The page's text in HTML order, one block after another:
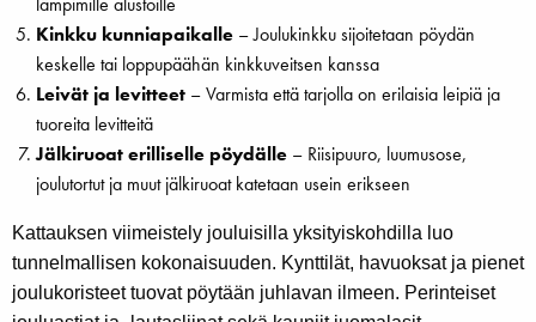
Kinkku kunniapaikalle – Joulukinkku sijoitetaan pöydän
keskelle tai loppupäähän kinkkuveitsen kanssa
Leivät ja levitteet – Varmista että tarjolla on erilaisia leipiä ja
tuoreita levitteitä
Jälkiruoat erilliselle pöydälle – Riisipuuro, luumusose,
joulutortut ja muut jälkiruoat katetaan usein erikseen
Kattauksen viimeistely jouluisilla yksityiskohdilla luo
tunnelmallisen kokonaisuuden. Kynttilät, havuoksat ja pienet
joulukoristeet tuovat pöytään juhlavan ilmeen. Perinteiset